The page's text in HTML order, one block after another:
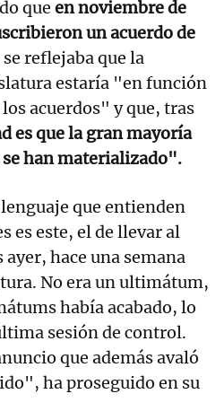
que en noviembre de
un acuerdo de
reflejaba que la
estaría "en función
acuerdos" y que, tras
es que la gran mayoría
se han materializado".
que entienden
es este, el de llevar al
hace una semana
No era un ultimátum,
había acabado, lo
sesión de control.
que además avaló
ha proseguido en su